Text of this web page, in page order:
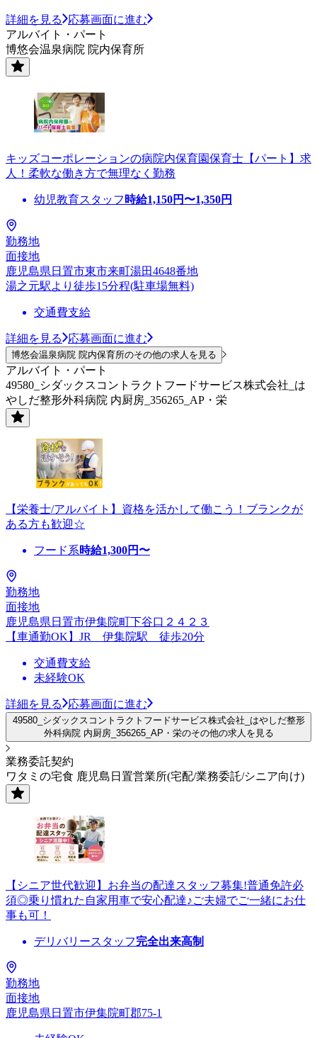
詳細を見る
応募画面に進む
アルバイト・パート
博悠会温泉病院 院内保育所
キッズコーポレーションの病院内保育園保育士【パート】求
人！柔軟な働き方で無理なく勤務
幼児教育スタッフ 時給1,150円〜1,350円
勤務地
面接地
鹿児島県日置市東市来町湯田4648番地
湯之元駅より徒歩15分程(駐車場無料)
交通費支給
詳細を見る 応募画面に進む
博悠会温泉病院 院内保育所のその他の求人を見る
アルバイト・パート
49580_シダックスコントラクトフードサービス株式会社_は
やしだ整形外科病院 内厨房_356265_AP・栄
【栄養士/アルバイト】資格を活かして働こう！ブランクが
ある方も歓迎☆
フード系時給1,300円〜
勤務地
面接地
鹿児島県日置市伊集院町下谷口２４２３
【車通勤OK】JR 伊集院駅 徒歩20分
交通費支給
未経験OK
詳細を見る 応募画面に進む
49580_シダックスコントラクトフードサービス株式会社_はやしだ整形
外科病院 内厨房_356265_AP・栄のその他の求人を見る
業務委託契約
ワタミの宅食 鹿児島日置営業所(宅配/業務委託/シニア向け)
【シニア世代歓迎】お弁当の配達スタッフ募集!普通免許必
須◎乗り慣れた自家用車で安心配達♪ご夫婦でご一緒にお仕
事も可！
デリバリースタッフ完全出来高制
勤務地
面接地
鹿児島県日置市伊集院町郡75-1